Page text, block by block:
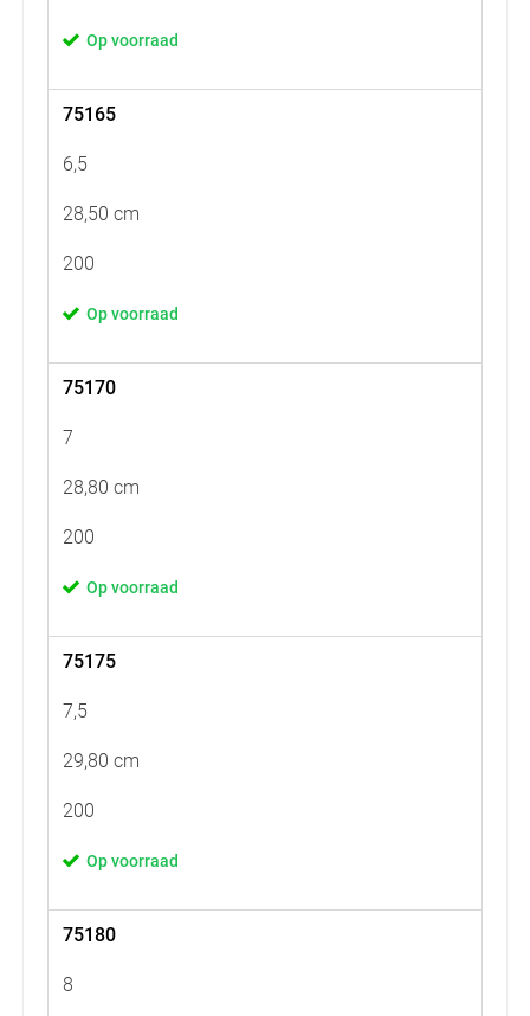
Op voorraad
75165
6,5
28,50 cm
200
Op voorraad
75170
7
28,80 cm
200
Op voorraad
75175
7,5
29,80 cm
200
Op voorraad
75180
8